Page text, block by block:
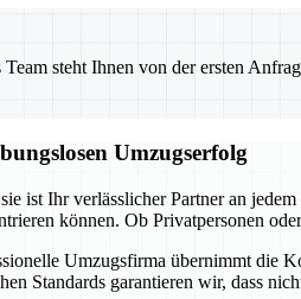
steht Ihnen von der ersten
Umzugserfolg
ist Ihr verlässlicher Partner an
können. Ob Privatpersonen
Umzugsfirma übernimmt die
Standards garantieren wir, dass